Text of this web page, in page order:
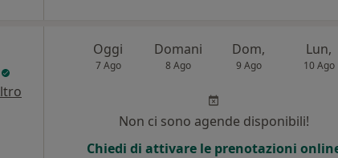
Oggi
7 Ago
Domani
8 Ago
Dom,
9 Ago
Lun,
10 Ago
Non ci sono agende disponibili!
Chiedi di attivare le prenotazioni